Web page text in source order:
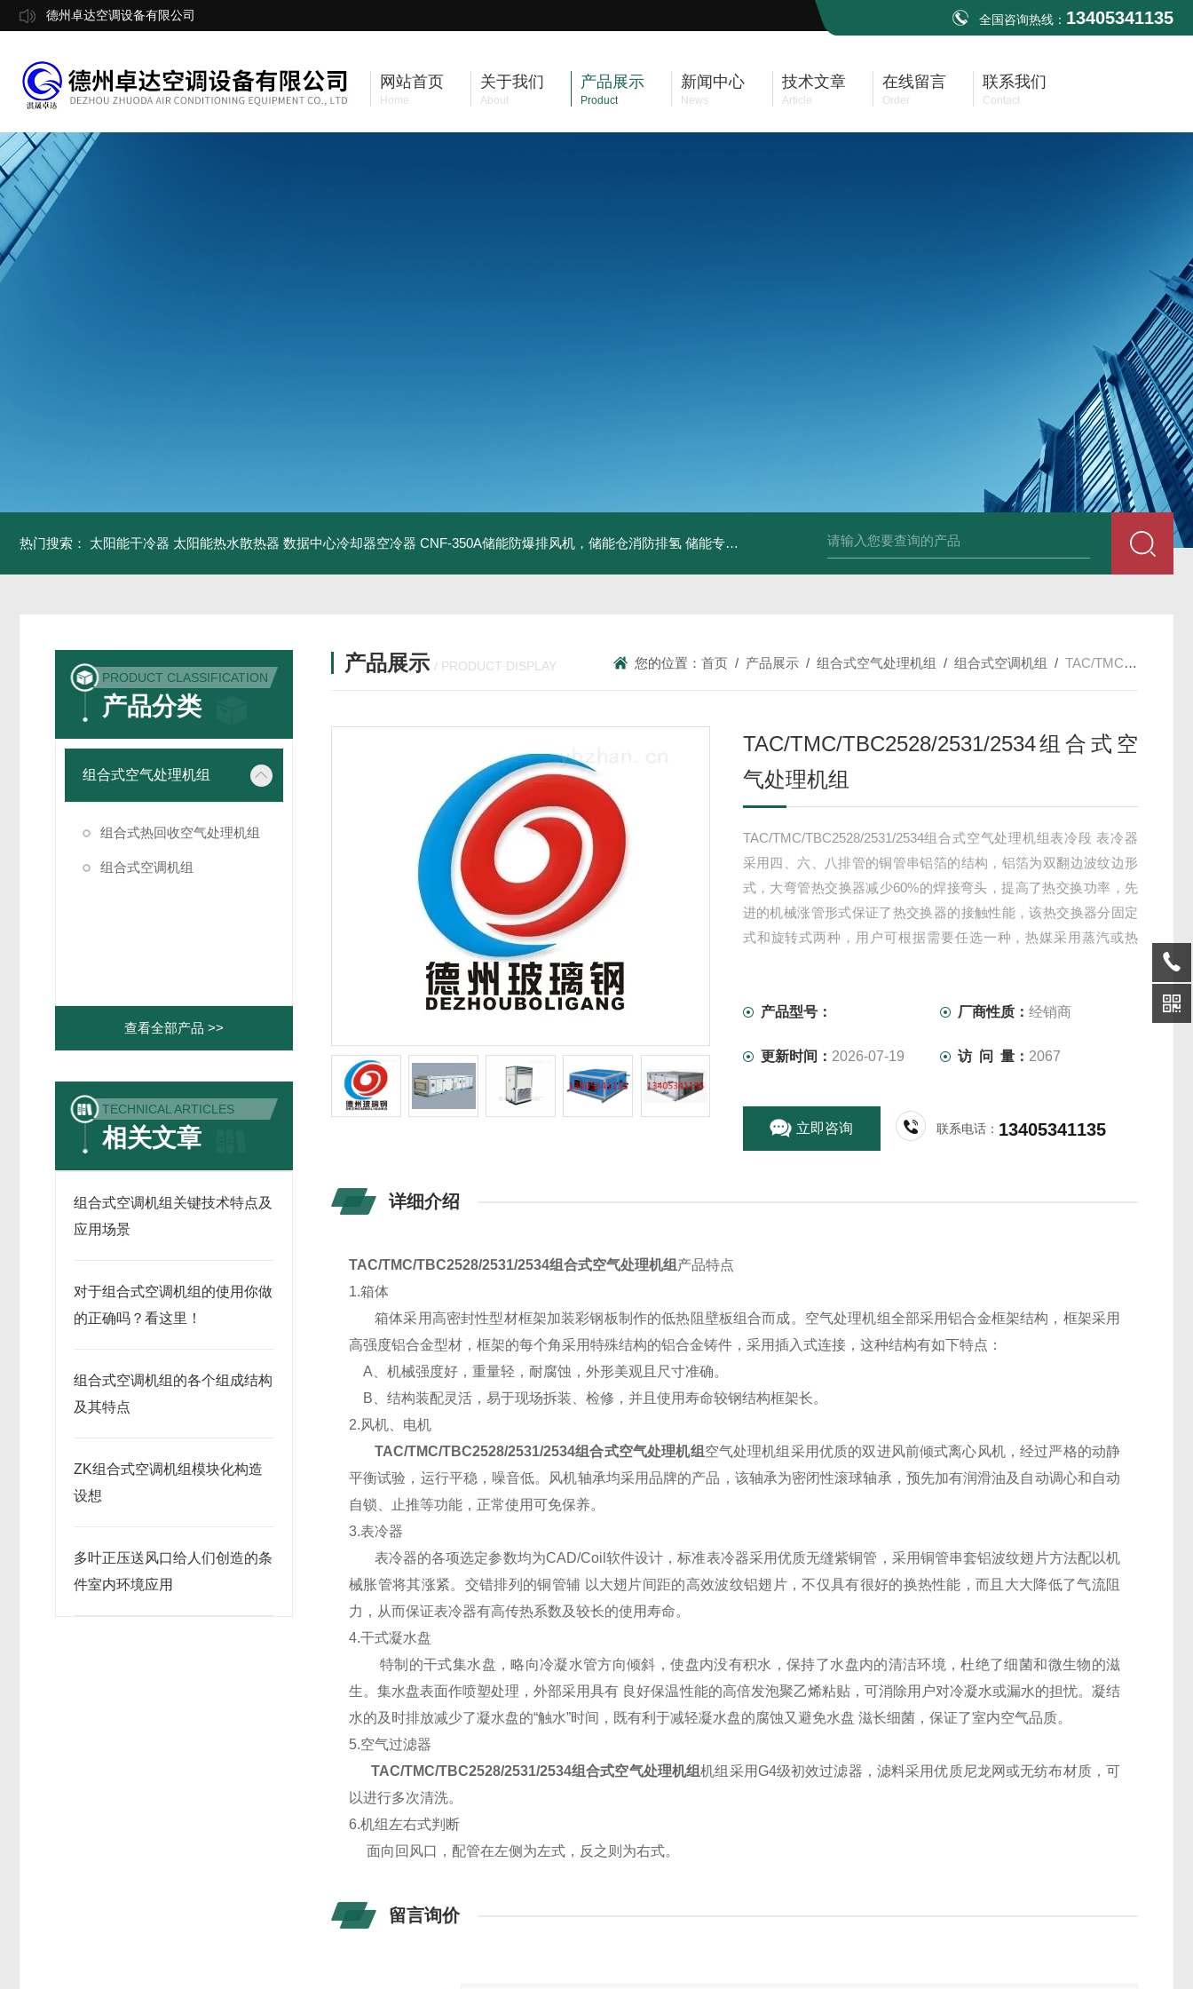
德州卓达空调设备有限公司 全国咨询热线： 13405341135
网站首页
Home
关于我们
About
产品展示
Product
新闻中心
News
技术文章
Article
在线留言
Order
联系我们
Contact
热门搜索： 太阳能干冷器 太阳能热水散热器 数据中心冷却器空冷器 CNF-350A储能防爆排风机，储能仓消防排氢 储能专用风机 储能箱风机 储能柜专用风机 PF-200/300/400/500排气扇/卫生间通风器
PRODUCT CLASSIFICATION
产品分类
组合式空气处理机组
组合式热回收空气处理机组
组合式空调机组
查看全部产品 >>
TECHNICAL ARTICLES
相关文章
组合式空调机组关键技术特点及
应用场景
对于组合式空调机组的使用你做
的正确吗？看这里！
组合式空调机组的各个组成结构
及其特点
ZK组合式空调机组模块化构造
设想
多叶正压送风口给人们创造的条
件室内环境应用
产品展示 / PRODUCT DISPLAY 您的位置：首页 / 产品展示 /组合式空气处理机组 /组合式空调机组 /TAC/TMC/TBC2528/2531/2534组合式空气处理机组
TAC/TMC/TBC2528/2531/2534组合式空
气处理机组
TAC/TMC/TBC2528/2531/2534组合式空气处理机组表冷段 表冷器
采用四、六、八排管的铜管串铝箔的结构，铝箔为双翻边波纹边形
式，大弯管热交换器减少60%的焊接弯头，提高了热交换功率，先
进的机械涨管形式保证了热交换器的接触性能，该热交换器分固定
式和旋转式两种，用户可根据需要任选一种，热媒采用蒸汽或热
产品型号： 厂商性质：经销商
更新时间： 2026-07-19 访 问 量： 2067
立即咨询 联系电话： 13405341135
详细介绍
TAC/TMC/TBC2528/2531/2534组合式空气处理机组 产品特点
1.箱体
箱体采用高密封性型材框架加装彩钢板制作的低热阻壁板组合而成。空气处理机组全部采用铝合金框架结构，框架采用
高强度铝合金型材，框架的每个角采用特殊结构的铝合金铸件，采用插入式连接，这种结构有如下特点：
A、机械强度好，重量轻，耐腐蚀，外形美观且尺寸准确。
B、结构装配灵活，易于现场拆装、检修，并且使用寿命较钢结构框架长。
2.风机、电机
TAC/TMC/TBC2528/2531/2534组合式空气处理机组 空气处理机组采用优质的双进风前倾式离心风机，经过严格的动静
平衡试验，运行平稳，噪音低。风机轴承均采用品牌的产品，该轴承为密闭性滚球轴承，预先加有润滑油及自动调心和自动
自锁、止推等功能，正常使用可免保养。
3.表冷器
表冷器的各项选定参数均为CAD/Coil软件设计，标准表冷器采用优质无缝紫铜管，采用铜管串套铝波纹翅片方法配以机
械胀管将其涨紧。交错排列的铜管辅 以大翅片间距的高效波纹铝翅片，不仅具有很好的换热性能，而且大大降低了气流阻
力，从而保证表冷器有高传热系数及较长的使用寿命。
4.干式凝水盘
特制的干式集水盘，略向冷凝水管方向倾斜，使盘内没有积水，保持了水盘内的清洁环境，杜绝了细菌和微生物的滋
生。集水盘表面作喷塑处理，外部采用具有 良好保温性能的高倍发泡聚乙烯粘贴，可消除用户对冷凝水或漏水的担忧。凝结
水的及时排放减少了凝水盘的“触水”时间，既有利于减轻凝水盘的腐蚀又避免水盘 滋长细菌，保证了室内空气品质。
5.空气过滤器
TAC/TMC/TBC2528/2531/2534组合式空气处理机组机组采用G4级初效过滤器，滤料采用优质尼龙网或无纺布材质，可
以进行多次清洗。
6.机组左右式判断
面向回风口，配管在左侧为左式，反之则为右式。
留言询价